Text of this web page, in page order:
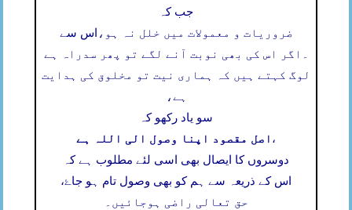
جب کہ
اس سے ضروریات و معمولات میں خلل نہ ہو،
اگر اس کی بھی نوبت آنے لگے تو پھر سدراہ ہے
لوگ کہتے ہیں کہ ہماری نیت تو مخلوق کی ہدایت
ہے،
سو یاد رکھو کہ
اصل مقصود اپنا وصول الی اللہ ہے ،
دوسروں کا ایصال بھی اسی لئے مطلوب ہے کہ
اس کے ذریعہ سے ہم کو بھی وصول تام ہو جاۓ،
حق تعالی راضی ہوجائیں۔